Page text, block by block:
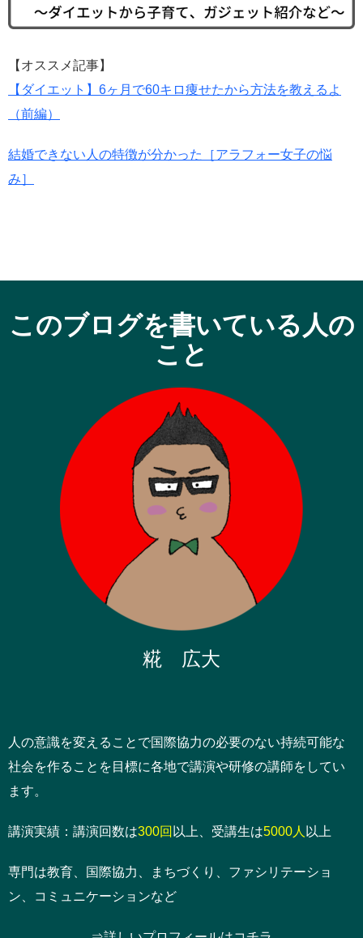
【オススメ記事】
【ダイエット】6ヶ月で60キロ痩せたから方法を教えるよ
（前編）
結婚できない人の特徴が分かった［アラフォー女子の悩
み］
このブログを書いている人の
こと
糀 広大
人の意識を変えることで国際協力の必要のない持続可能な
社会を作ることを目標に各地で講演や研修の講師をしてい
ます。
講演実績：講演回数は300回 以上、受講生は5000人 以上
専門は教育、国際協力、まちづくり、ファシリテーショ
ン、コミュニケーションなど